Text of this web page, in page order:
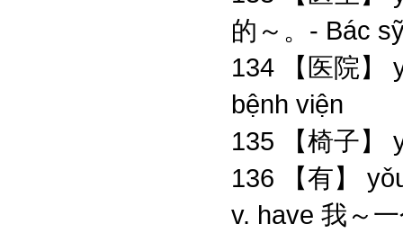
的～。- Bác
134 【医院】
bệnh viện
135 【椅子】
136 【有】
v. have 我～